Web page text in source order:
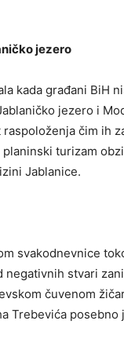
jezero
kada građani BiH
jezero i
čim ih
turizam
Jablanice.
svakodnevnice
negativnih stvari
čuvenom
Trebevića